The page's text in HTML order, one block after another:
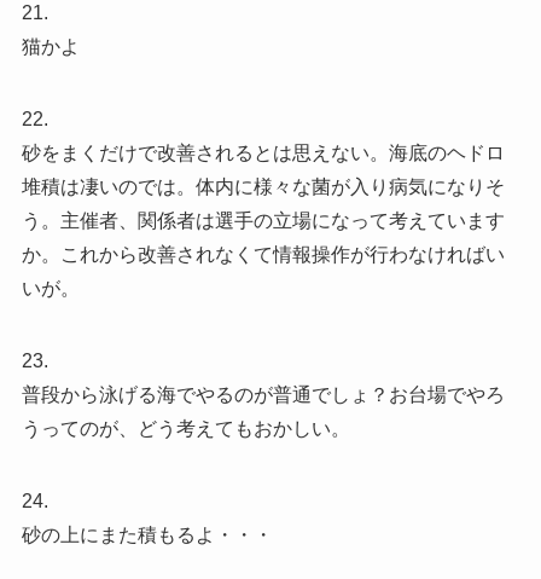
21.
猫かよ
22.
砂をまくだけで改善されるとは思えない。海底のヘドロ
堆積は凄いのでは。体内に様々な菌が入り病気になりそ
う。主催者、関係者は選手の立場になって考えています
か。これから改善されなくて情報操作が行わなければい
いが。
23.
普段から泳げる海でやるのが普通でしょ？お台場でやろ
うってのが、どう考えてもおかしい。
24.
砂の上にまた積もるよ・・・